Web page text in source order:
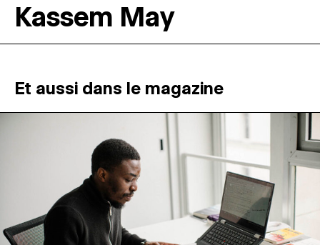
RÉSIDENCES ↓
ATELIERS OUVERTS
ESPACES DE PRATIQUE ARTISTIQUE ↓
Kassem May
Et aussi dans le magazine